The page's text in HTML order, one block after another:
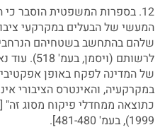
12. בספרות המשפטית הוסבר
המעשי של הבעלים במקרקעי
שלהם בהתחשב בשטחיהם
לרשותם
של המדינה לפקח באופן
במקרקעיה, והאינטרס הציבורי
כתוצאה ממחדלי פיקוח מסוג זה"
1999), בעמ' 481-480].